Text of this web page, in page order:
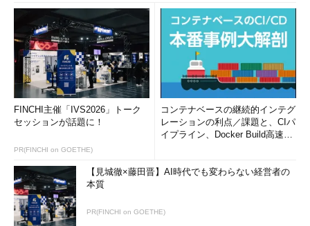
FINCHI主催「IVS2026」トーク
セッションが話題に！
PR(FINCHI on GOETHE)
コンテナベースの継続的インテグ
レーションの利点／課題と、CIパ
イプライン、Docker Build高速化
【見城徹×藤田晋】AI時代でも変わらない経営者の
本質
PR(FINCHI on GOETHE)